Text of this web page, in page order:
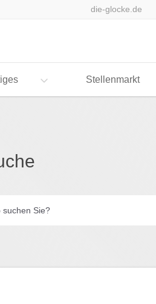
die-glocke.de
Stellenmarkt